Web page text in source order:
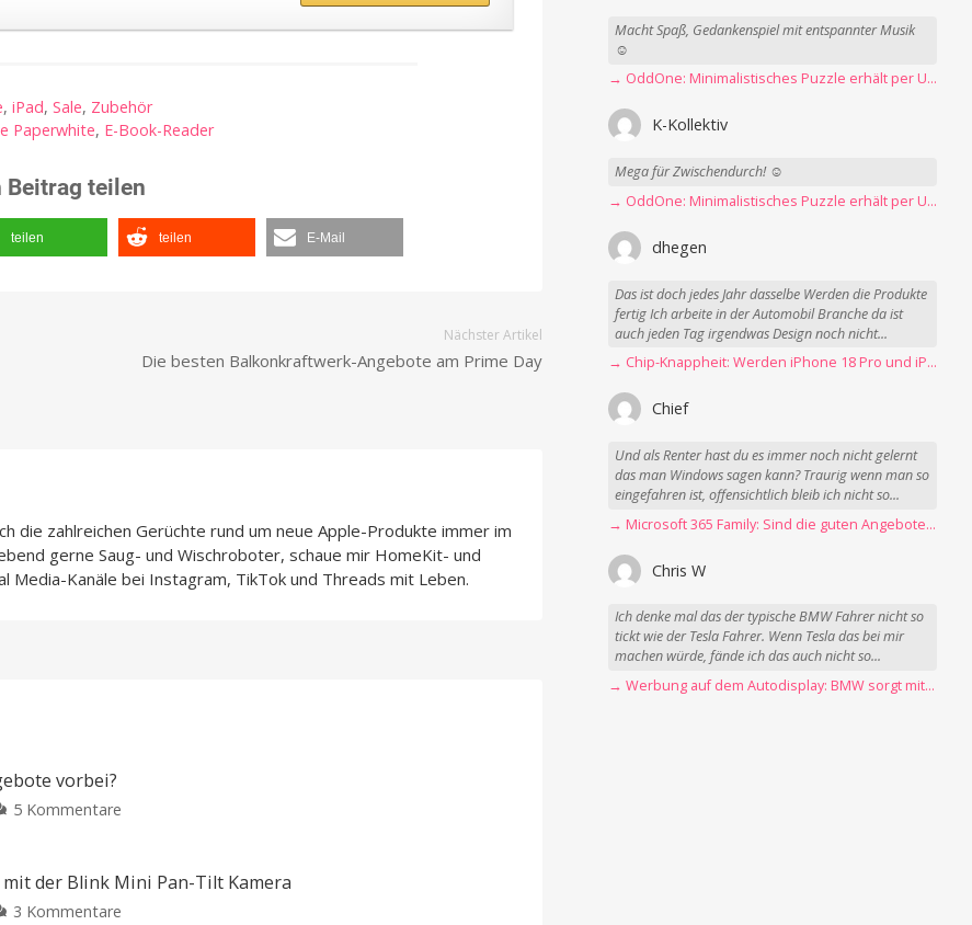
, iPad, Sale, Zubehör
Paperwhite, E-Book-Reader
Beitrag teilen
teilen teilen E-Mail
Nächster Artikel
Die besten Balkonkraftwerk-Angebote am Prime Day
die zahlreichen Gerüchte rund um neue Apple-Produkte immer im
gerne Saug- und Wischroboter, schaue mir HomeKit- und
Media-Kanäle bei Instagram, TikTok und Threads mit Leben.
vorbei?
5 Kommentare
Family:
der Blink Mini Pan-Tilt Kamera
3 Kommentare
Macht Spaß, Gedankenspiel mit entspannter Musik
☺️
→ OddOne: Minimalistisches Puzzle erhält per Update 150 neue Level
K-Kollektiv
Mega für Zwischendurch! ☺️
→ OddOne: Minimalistisches Puzzle erhält per Update 150 neue Level
dhegen
Das ist doch jedes Jahr dasselbe Werden die Produkte
fertig Ich arbeite in der Automobil Branche da ist
auch jeden Tag irgendwas Design noch nicht...
→ Chip-Knappheit: Werden iPhone 18 Pro und iPhone Ultra rechtzeitig fertig?
Chief
Und als Renter hast du es immer noch nicht gelernt
das man Windows sagen kann? Traurig wenn man so
eingefahren ist, offensichtlich bleib ich nicht so...
→ Microsoft 365 Family: Sind die guten Angebote vorbei?
Chris W
Ich denke mal das der typische BMW Fahrer nicht so
tickt wie der Tesla Fahrer. Wenn Tesla das bei mir
machen würde, fände ich das auch nicht so...
→ Werbung auf dem Autodisplay: BMW sorgt mit Spider-Man-Werbung für scharfe Kritik